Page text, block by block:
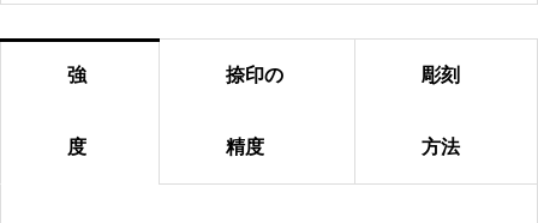
強
度
捺印の
精度
彫刻
方法